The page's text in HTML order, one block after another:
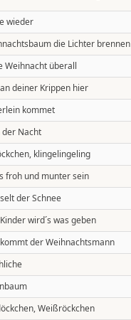
wieder
die Lichter brennen
Weihnacht überall
deiner Krippen hier
kommet
Nacht
klingelingeling
froh und munter sein
der Schnee
wird´s was geben
der Weihnachtsmann
Weißröckchen